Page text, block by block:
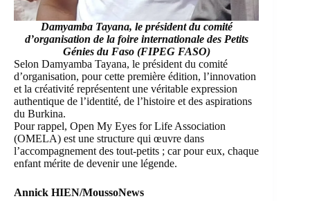
Damyamba Tayana, le président du comité
d’organisation de la foire internationale des Petits
Génies du Faso(FIPEG FASO)
Selon Damyamba Tayana, le président du comité
d’organisation, pour cette première édition, l’innovation
et la créativité représentent une véritable expression
authentique de l’identité, de l’histoire et des aspirations
du Burkina.
Pour rappel, Open My Eyes for Life Association
(OMELA) est une structure qui œuvre dans
l’accompagnement des tout-petits ; car pour eux, chaque
enfant mérite de devenir une légende.
Annick HIEN/MoussoNews